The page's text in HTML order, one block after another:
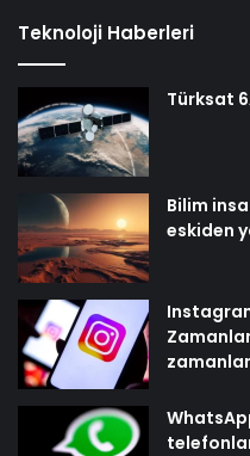
Teknoloji Haberleri
Türksat
Bilim
eskiden